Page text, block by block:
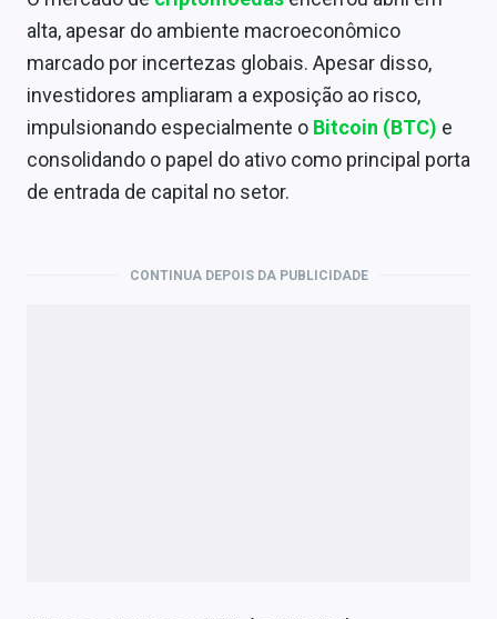
Mercados
Economia
Empresas
Brasil
alta, apesar do ambiente macroeconômico
marcado por incertezas globais. Apesar disso,
investidores ampliaram a exposição ao risco,
impulsionando especialmente o Bitcoin (BTC) e
consolidando o papel do ativo como principal porta
de entrada de capital no setor.
CONTINUA DEPOIS DA PUBLICIDADE